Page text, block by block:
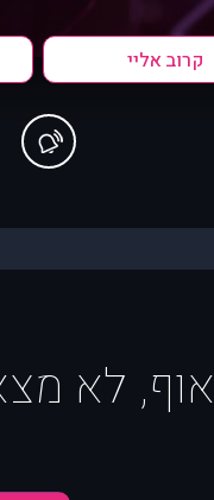
אוף, לא